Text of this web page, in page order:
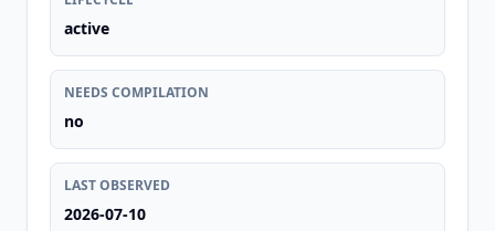
active
NEEDS COMPILATION
no
LAST OBSERVED
2026-07-10